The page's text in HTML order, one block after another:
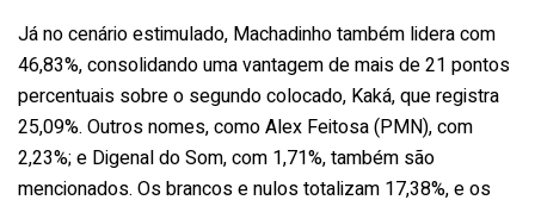
Já no cenário estimulado, Machadinho também lidera com
46,83%, consolidando uma vantagem de mais de 21 pontos
percentuais sobre o segundo colocado, Kaká, que registra
25,09%. Outros nomes, como Alex Feitosa (PMN), com
2,23%; e Digenal do Som, com 1,71%, também são
mencionados. Os brancos e nulos totalizam 17,38%, e os